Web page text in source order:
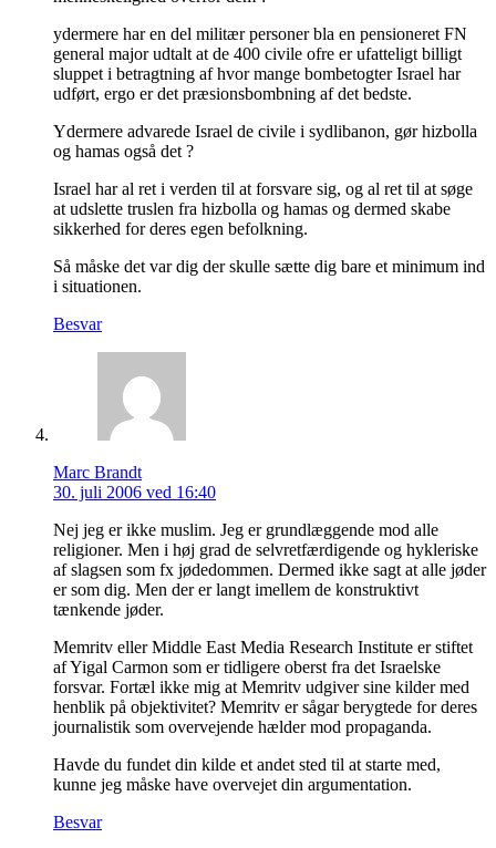
ydermere har en del militær personer bla en pensioneret FN
general major udtalt at de 400 civile ofre er ufatteligt billigt
sluppet i betragtning af hvor mange bombetogter Israel har
udført, ergo er det præsionsbombning af det bedste.
Ydermere advarede Israel de civile i sydlibanon, gør hizbolla
og hamas også det ?
Israel har al ret i verden til at forsvare sig, og al ret til at søge
at udslette truslen fra hizbolla og hamas og dermed skabe
sikkerhed for deres egen befolkning.
Så måske det var dig der skulle sætte dig bare et minimum ind
i situationen.
Besvar
Marc Brandt
30. juli 2006 ved 16:40
Nej jeg er ikke muslim. Jeg er grundlæggende mod alle
religioner. Men i høj grad de selvretfærdigende og hykleriske
af slagsen som fx jødedommen. Dermed ikke sagt at alle jøder
er som dig. Men der er langt imellem de konstruktivt
tænkende jøder.
Memritv eller Middle East Media Research Institute er stiftet
af Yigal Carmon som er tidligere oberst fra det Israelske
forsvar. Fortæl ikke mig at Memritv udgiver sine kilder med
henblik på objektivitet? Memritv er sågar berygtede for deres
journalistik som overvejende hælder mod propaganda.
Havde du fundet din kilde et andet sted til at starte med,
kunne jeg måske have overvejet din argumentation.
Besvar